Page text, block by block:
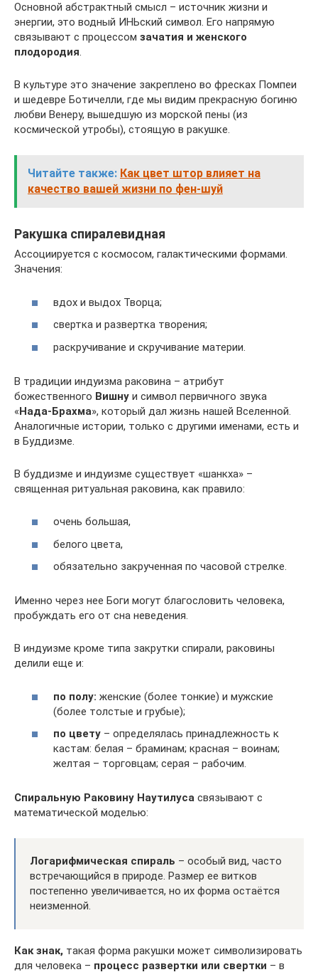
Основной абстрактный смысл – источник жизни и
энергии, это водный ИНЬский символ. Его напрямую
связывают с процессом зачатия и женского
плодородия.
В культуре это значение закреплено во фресках Помпеи
и шедевре Ботичелли, где мы видим прекрасную богиню
любви Венеру, вышедшую из морской пены (из
космической утробы), стоящую в ракушке.
Читайте также: Как цвет штор влияет на
качество вашей жизни по фен-шуй
Ракушка спиралевидная
Ассоциируется с космосом, галактическими формами.
Значения:
вдох и выдох Творца;
свертка и развертка творения;
раскручивание и скручивание материи.
В традиции индуизма раковина – атрибут
божественного Вишну и символ первичного звука
«Нада-Брахма», который дал жизнь нашей Вселенной.
Аналогичные истории, только с другими именами, есть и
в Буддизме.
В буддизме и индуизме существует «шанкха» –
священная ритуальная раковина, как правило:
очень большая,
белого цвета,
обязательно закрученная по часовой стрелке.
Именно через нее Боги могут благословить человека,
пробуждать его от сна неведения.
В индуизме кроме типа закрутки спирали, раковины
делили еще и:
по полу: женские (более тонкие) и мужские
(более толстые и грубые);
по цвету – определялась принадлежность к
кастам: белая – браминам; красная – воинам;
желтая – торговцам; серая – рабочим.
Спиральную Раковину Наутилуса связывают с
математической моделью:
Логарифмическая спираль – особый вид, часто
встречающийся в природе. Размер ее витков
постепенно увеличивается, но их форма остаётся
неизменной.
Как знак, такая форма ракушки может символизировать
для человека – процесс развертки или свертки – в